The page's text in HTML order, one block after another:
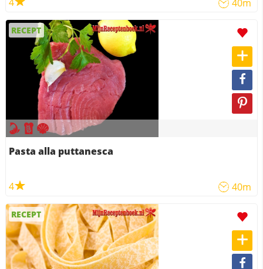
40m
RECEPT
Pasta alla puttanesca
4 40m
RECEPT